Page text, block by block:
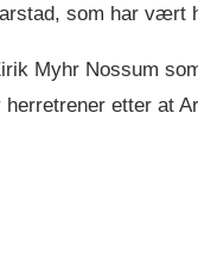
som har vært
Myhr Nossum
etter at